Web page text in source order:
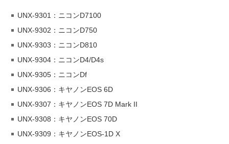
UNX-9301：ニコンD7100
UNX-9302：ニコンD750
UNX-9303：ニコンD810
UNX-9304：ニコンD4/D4s
UNX-9305：ニコンDf
UNX-9306：キヤノンEOS 6D
UNX-9307：キヤノンEOS 7D Mark II
UNX-9308：キヤノンEOS 70D
UNX-9309：キヤノンEOS-1D X